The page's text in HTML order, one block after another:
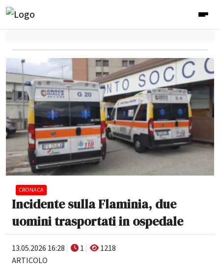
CRONACA
Incidente sulla Flaminia, due
uomini trasportati in ospedale
13.05.2026 16:28 1
1218
ARTICOLO